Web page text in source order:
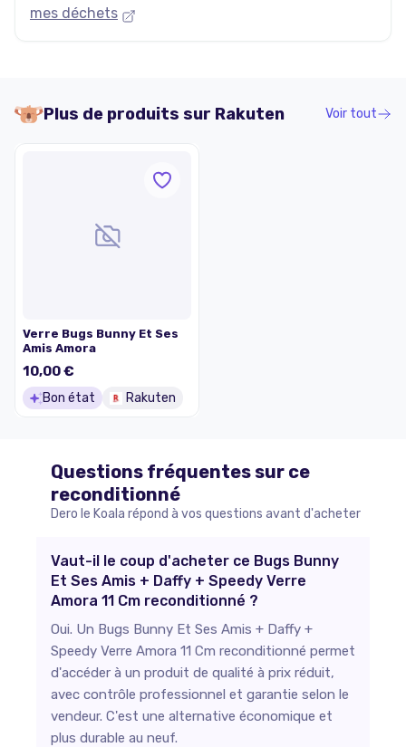
mes déchets
Plus de produits sur Rakuten Voir tout
Verre Bugs Bunny Et Ses
Amis Amora
10,00 €
Bon état Rakuten
Questions fréquentes sur ce
reconditionné
Dero le Koala répond à vos questions avant d'acheter
Vaut-il le coup d'acheter ce Bugs Bunny
Et Ses Amis + Daffy + Speedy Verre
Amora 11 Cm reconditionné ?
Oui. Un Bugs Bunny Et Ses Amis + Daffy +
Speedy Verre Amora 11 Cm reconditionné permet
d'accéder à un produit de qualité à prix réduit,
avec contrôle professionnel et garantie selon le
vendeur. C'est une alternative économique et
plus durable au neuf.